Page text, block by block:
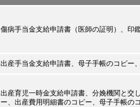
傷病手当金支給申請書（医師の証明）、印
出産手当金支給申請書、母子手帳のコピー
出産育児一時金支給申請書、分娩機関と交
ー、出産費用明細書のコピー、母子手帳の